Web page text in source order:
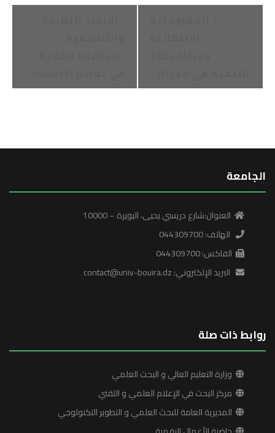
E
n
N
a
v
i
o
الجامعة
العنوان:شارع دريسي يحيى، البويرة – 10000
الهاتف: 044309700
الفاكس: 044309700
البريد الإلكتروني: contact@univ-bouira.dz
روابط ذات صلة
وزارة التعليم العالي و البحث العلمي
مركز البحث في الإعلام العلمي و التقني
المديرية العامة للبحث العلمي و التطوير التكنولوجي